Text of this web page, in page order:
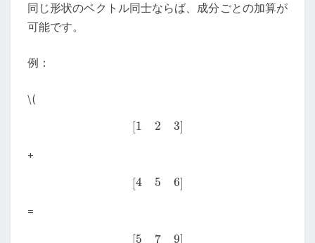
同じ形状のベクトル同士ならば、成分ごとの加算が
可能です。
例：
\(
2
+
5
=
79